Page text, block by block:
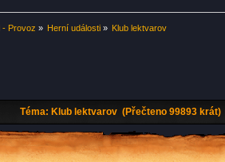
- Provoz » Herní události» Klub lektvarov
Téma: Klub lektvarov (Přečteno 99893 krát)